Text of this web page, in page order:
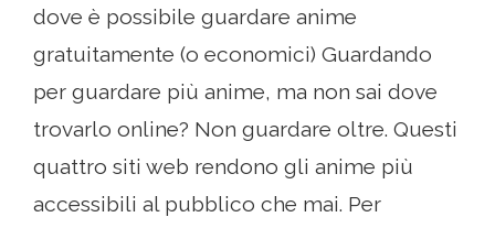
dove è possibile guardare anime
gratuitamente (o economici) Guardando
per guardare più anime, ma non sai dove
trovarlo online? Non guardare oltre. Questi
quattro siti web rendono gli anime più
accessibili al pubblico che mai. Per